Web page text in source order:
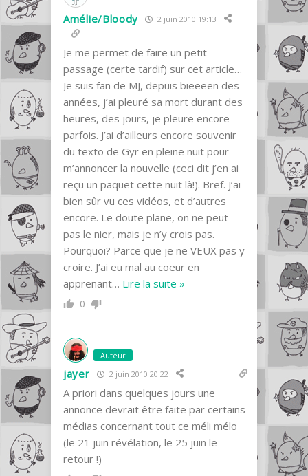
Amélie/Bloody 2 juin 2010 19:13
Je me permet de faire un petit
passage (certe tardif) sur cet article…
Je suis fan de MJ, depuis bieeeen des
années, j’ai pleuré sa mort durant des
heures, des jours, je pleure encore
parfois. J’ai d’ailleurs encore souvenir
du texto de Gyr en pleine nuit pour
m’annoncer la nouvelle (ceci dit j’en ai
reçu un paquet cette nuit là!). Bref. J’ai
bien sûr vu ces vidéos, et d’autres
encore. Le doute plane, on ne peut
pas le nier, mais je n’y crois pas.
Pourquoi? Parce que je ne VEUX pas y
croire. J’ai eu mal au coeur en
apprenant… Lire la suite »
0
Auteur
jayer 2 juin 2010 20:22
A priori dans quelques jours une
annonce devrait être faite par certains
médias concernant tout ce méli mélo
(le 21 juin révélation, le 25 juin le
retour !)